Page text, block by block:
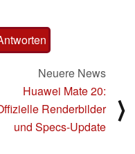
Neuere News
Huawei Mate 20:
Renderbilder
und Specs-Update
⟩